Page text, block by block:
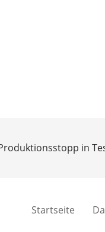
in
Startseite